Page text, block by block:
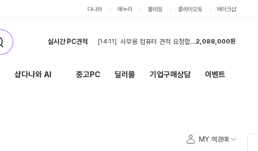
다나와 에누리 몰테일 플레이오토 메이크샵
실시간 PC견적 [14:11] 사무용 컴퓨터 견적 요청합니다. 총 4대 분량입니다.2,088,000원
[13:44]조립 견적
5,294,000원
호환가능한지 견적한번 부탁드립니다
3,218,000원
샵다나와 AI 중고PC 딜러몰 기업구매상담 이벤트
MY 역경매